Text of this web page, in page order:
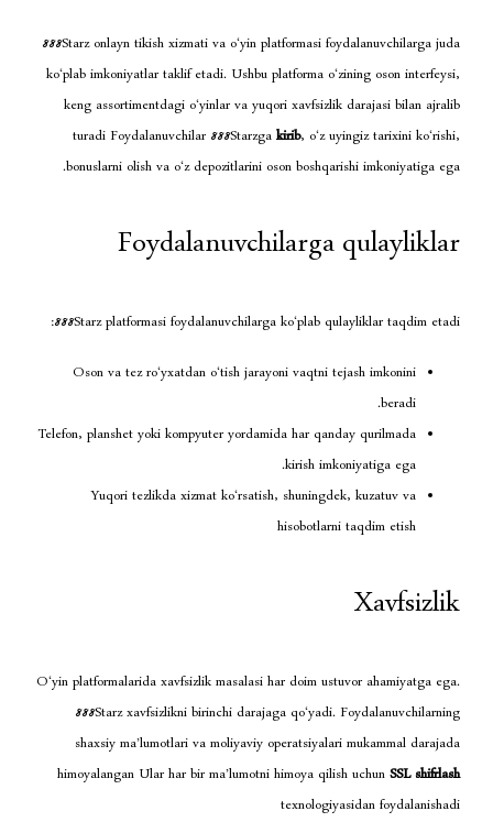
888Starz onlayn tikish xizmati va o‘yin platformasi
ko‘plab imkoniyatlar taklif etadi. Ushbu platforma
keng assortimentdagi o‘yinlar va yuqori
turadi Foydalanuvchilar 888Starzgakirib, o‘z
bonuslarni olish va o‘z depozitlarini oson
888Starz platformasi foydalanuvchilarga ko‘plab
Oson va tez ro‘yxatdan o‘tish jarayoni vaqtni
Telefon, planshet yoki kompyuter yordamida har
Yuqori tezlikda xizmat ko‘rsatish,
O‘yin platformalarida xavfsizlik masalasi har doim
888Starz xavfsizlikni birinchi darajaga
shaxsiy ma’lumotlari va moliyaviy
himoyalangan Ular har bir ma’lumotni himoya